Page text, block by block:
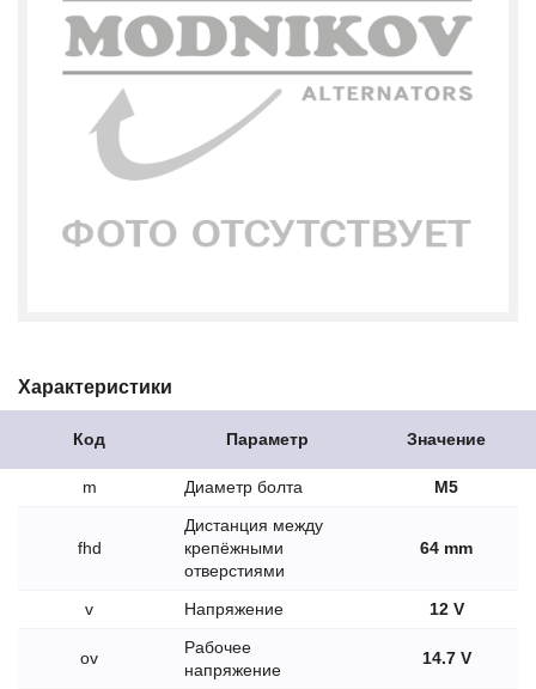
Характеристики
Код Параметр Значение
m Диаметр болта M5
fhd
Дистанция между
крепёжными
отверстиями
64 mm
v Напряжение 12 V
ov
Рабочее
напряжение
14.7 V